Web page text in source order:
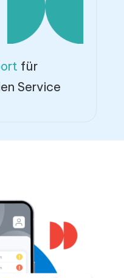
für
Service